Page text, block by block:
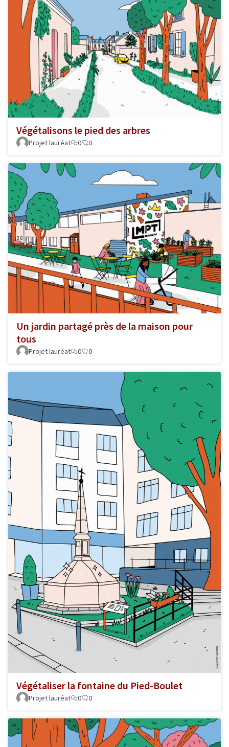
Végétalisons le pied des arbres
Projet lauréat 0 0
Un jardin partagé près de la maison pour
tous
Projet lauréat 0 0
Végétaliser la fontaine du Pied-Boulet
Projet lauréat 0 0